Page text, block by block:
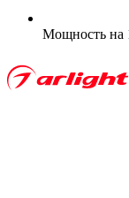
Мощность на